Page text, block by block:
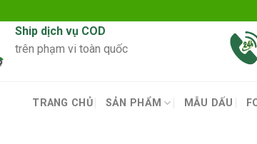
Ship dịch vụ COD
trên phạm vi toàn quốc
TRANG CHỦ SẢN PHẨM MẪU DẤU